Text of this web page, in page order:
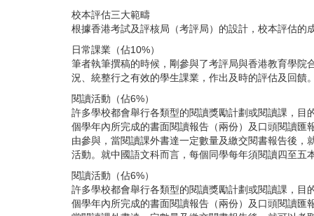
校本評估三大範疇
根據香港考試及評核局（考評局）的設計，校本評估
日常課業（佔10%）
筆者執筆撰稿的時候，剛參與了考評局與香港教育學
況、統整行之有效的學生課業，作出及時的評估及回
閱讀活動（佔6%）
許多學校都會舉行各類型的閱讀獎勵計劃或閱讀課，
個學年內所完成的書面閱讀報告（兩份）及口頭閱讀
由參與，當閱讀課外書達一定數量及繳交閱書報告後
活動。就中國語文科而言，每個同學每年須閱讀四至
閱讀活動（佔6%）
許多學校都會舉行各類型的閱讀獎勵計劃或閱讀課，
個學年內所完成的書面閱讀報告（兩份）及口頭閱讀